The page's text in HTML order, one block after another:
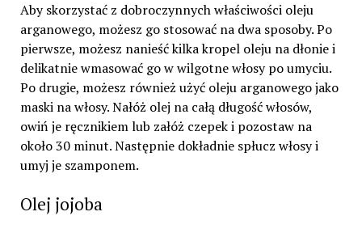
Aby skorzystać z dobroczynnych właściwości oleju
arganowego, możesz go stosować na dwa sposoby. Po
pierwsze, możesz nanieść kilka kropel oleju na dłonie i
delikatnie wmasować go w wilgotne włosy po umyciu.
Po drugie, możesz również użyć oleju arganowego jako
maski na włosy. Nałóż olej na całą długość włosów,
owiń je ręcznikiem lub załóż czepek i pozostaw na
około 30 minut. Następnie dokładnie spłucz włosy i
umyj je szamponem.
Olej jojoba